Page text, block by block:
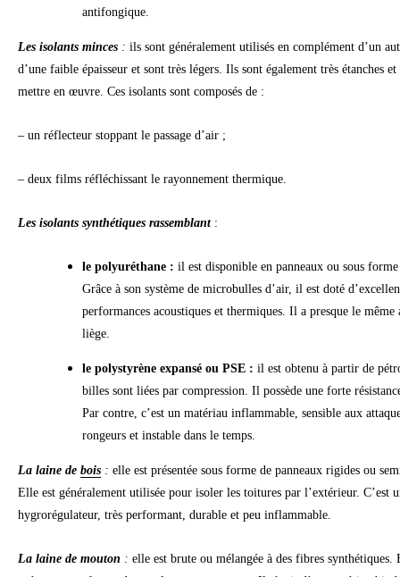
antifongique.
Les isolants minces : ils sont généralement utilisés en complément d’un
d’une faible épaisseur et sont très légers. Ils sont également très étanches
mettre en œuvre. Ces isolants sont composés de :
– un réflecteur stoppant le passage d’air ;
– deux films réfléchissant le rayonnement thermique.
Les isolants synthétiques rassemblant:
le polyuréthane : il est disponible en panneaux ou sous forme
Grâce à son système de microbulles d’air, il est doté
performances acoustiques et thermiques. Il a presque le même
liège.
le polystyrène expansé ou PSE : il est obtenu à partir de
billes sont liées par compression. Il possède une forte
Par contre, c’est un matériau inflammable, sensible aux
rongeurs et instable dans le temps.
La laine de bois : elle est présentée sous forme de panneaux rigides ou
Elle est généralement utilisée pour isoler les toitures par l’extérieur. C’est
hygrorégulateur, très performant, durable et peu inflammable.
La laine de mouton : elle est brute ou mélangée à des fibres synthétiques.